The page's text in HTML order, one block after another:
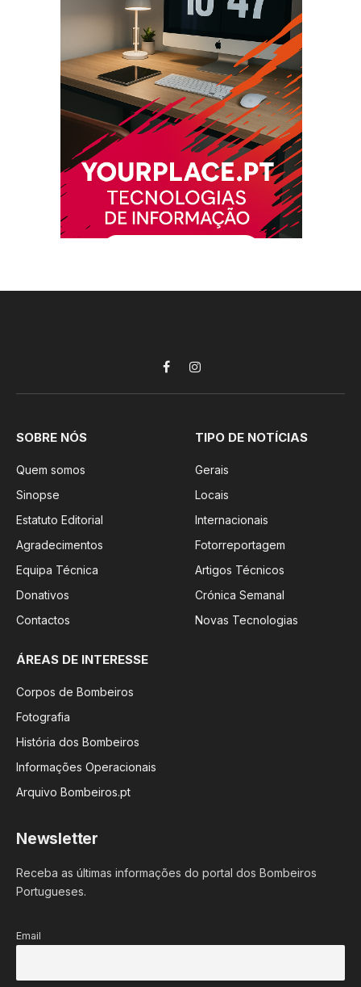
FacebookInstagram
SOBRE NÓS
Quem somos
Sinopse
Estatuto Editorial
Agradecimentos
Equipa Técnica
Donativos
Contactos
TIPO DE NOTÍCIAS
Gerais
Locais
Internacionais
Fotorreportagem
Artigos Técnicos
Crónica Semanal
Novas Tecnologias
ÁREAS DE INTERESSE
Corpos de Bombeiros
Fotografia
História dos Bombeiros
Informações Operacionais
Arquivo Bombeiros.pt
Newsletter
Receba as últimas informações do portal dos Bombeiros
Portugueses.
Email